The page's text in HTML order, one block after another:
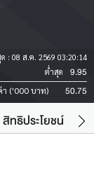
: 08 ส.ค. 2569 03:20:14
ต่ำสุด 9.95
('000 บาท) 50.75
สิทธิประโยชน์